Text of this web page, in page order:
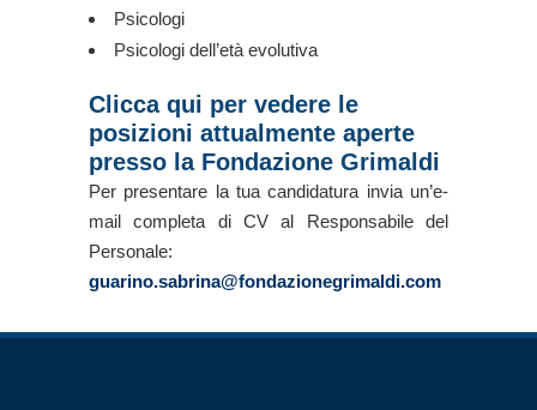
Psicologi
Psicologi dell’età evolutiva
Clicca qui per vedere le
posizioni attualmente aperte
presso la Fondazione Grimaldi
Per presentare la tua candidatura invia un’e-
mail completa di CV al Responsabile del
Personale:
guarino.sabrina@fondazionegrimaldi.com